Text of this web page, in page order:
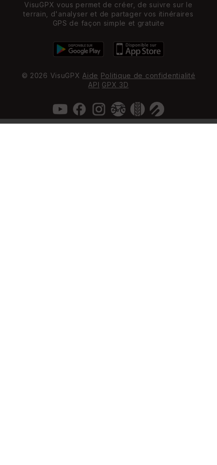
VisuGPX vous permet de créer, de suivre sur le
terrain, d'analyser et de partager vos itinéraires
GPS de façon simple et gratuite
© 2026 VisuGPX Aide Politique de confidentialité
API GPX 3D